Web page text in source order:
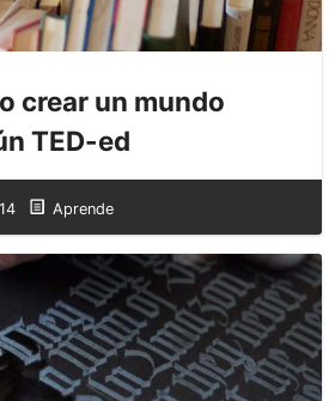
crear un mundo
TED-ed
Aprende